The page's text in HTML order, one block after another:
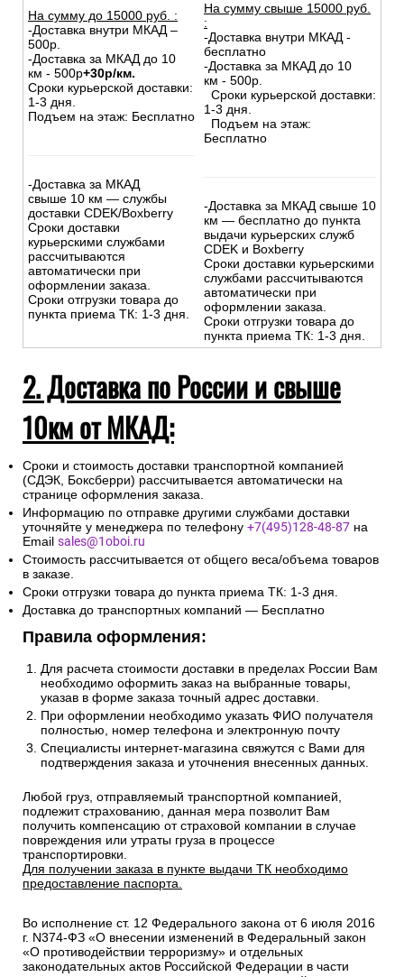
На сумму до 15000 руб. :
-Доставка внутри МКАД –
500р.
-Доставка за МКАД до 10
км - 500р+30р/км.
Сроки курьерской доставки:
1-3 дня.
Подъем на этаж: Бесплатно
-Доставка за МКАД
свыше 10 км — службы
доставки CDEK/Boxberry
Сроки доставки
курьерскими службами
рассчитываются
автоматически при
оформлении заказа.
Сроки отгрузки товара до
пункта приема ТК: 1-3 дня.
На сумму свыше 15000 руб.
:
-Доставка внутри МКАД -
бесплатно
-Доставка за МКАД до 10
км - 500р.
Сроки курьерской доставки:
1-3 дня.
Подъем на этаж:
Бесплатно
-Доставка за МКАД свыше 10
км — бесплатно до пункта
выдачи курьерских служб
CDEK и Boxberry
Сроки доставки курьерскими
службами рассчитываются
автоматически при
оформлении заказа.
Сроки отгрузки товара до
пункта приема ТК: 1-3 дня.
2. Доставка по России и свыше
10км от МКАД:
Сроки и стоимость доставки транспортной компанией
(СДЭК, Боксберри) рассчитывается автоматически на
странице оформления заказа.
Информацию по отправке другими службами доставки
уточняйте у менеджера по телефону +7(495)128-48-87 на
Email sales@1oboi.ru
Стоимость рассчитывается от общего веса/объема товаров
в заказе.
Сроки отгрузки товара до пункта приема ТК: 1-3 дня.
Доставка до транспортных компаний — Бесплатно
Правила оформления:
Для расчета стоимости доставки в пределах России Вам
необходимо оформить заказ на выбранные товары,
указав в форме заказа точный адрес доставки.
При оформлении необходимо указать ФИО получателя
полностью, номер телефона и электронную почту
Специалисты интернет-магазина свяжутся с Вами для
подтверждения заказа и уточнения внесенных данных.
Любой груз, отправляемый транспортной компанией,
подлежит страхованию, данная мера позволит Вам
получить компенсацию от страховой компании в случае
повреждения или утраты груза в процессе
транспортировки.
Для получении заказа в пункте выдачи ТК необходимо
предоставление паспорта.
Во исполнение ст. 12 Федерального закона от 6 июля 2016
г. N374-ФЗ «О внесении изменений в Федеральный закон
«О противодействии терроризму» и отдельных
законодательных актов Российской Федерации в части